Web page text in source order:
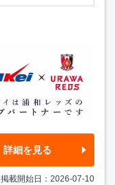
詳細を見る
掲載開始日：2026-07-10